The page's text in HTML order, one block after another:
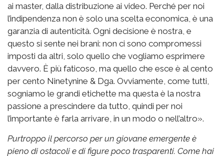
ai master, dalla distribuzione ai video. Perché per noi
l’indipendenza non è solo una scelta economica, è una
garanzia di autenticità. Ogni decisione è nostra, e
questo si sente nei brani: non ci sono compromessi
imposti da altri, solo quello che vogliamo esprimere
davvero. È più faticoso, ma quello che esce è al cento
per cento Ninetynine & Dga. Ovviamente, come tutti,
sogniamo le grandi etichette ma questa è la nostra
passione a prescindere da tutto, quindi per noi
l’importante è farla arrivare, in un modo o nell’altro».
Purtroppo il percorso per un giovane emergente è
pieno di ostacoli e di figure poco trasparenti. Come hai